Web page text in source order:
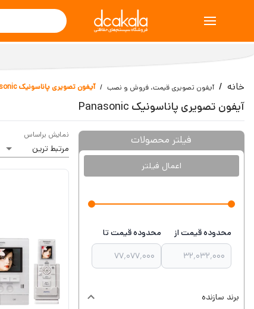
خانه آیفون تصویری قیمت، فروش و نصب آیفون تصویری پاناسونیک Panasonic
آیفون تصویری پاناسونیک Panasonic
فیلتر محصولات
اعمال فیلتر
محدوده قیمت از محدوده قیمت تا
برند سازنده
نمایش براساس